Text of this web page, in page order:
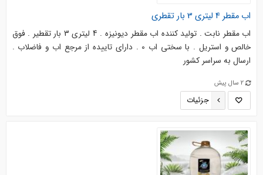
اب مقطر 4 لیتری 3 بار تقطری
اب مقطر نابت . تولید کننده اب مقطر دیونیزه . 4 لیتری 3 بار تقطیر . فوق
خالص و استریل . با سختی اب 0 . دارای تاییده از مرجع اب و فاضلاب .
ارسال به سراسر کشور
2 سال پیش
جزئیات